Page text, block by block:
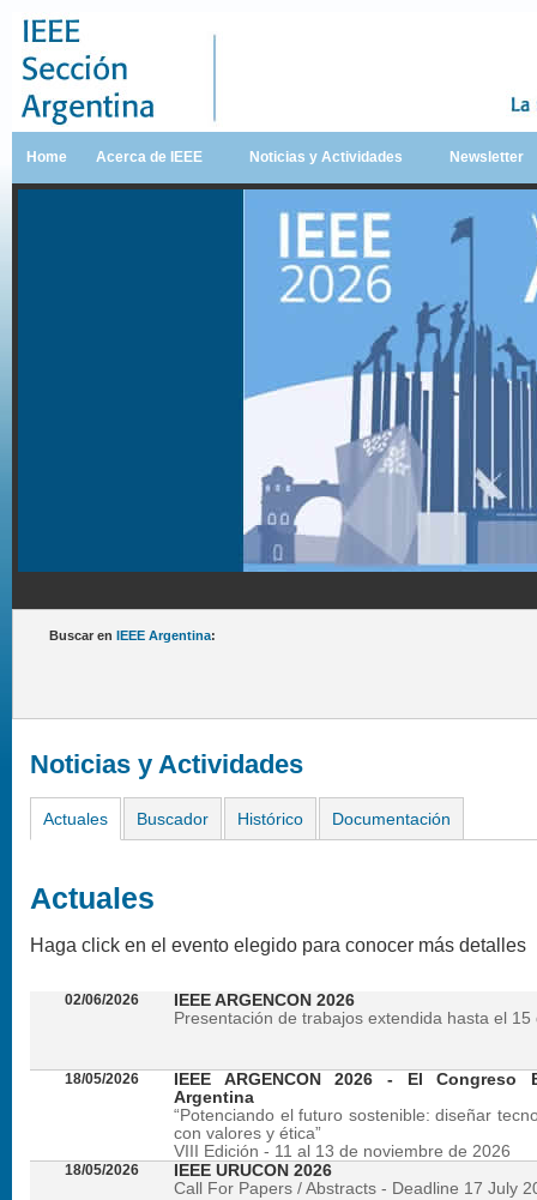
Home Acerca de IEEE Noticias y Actividades Newsletter
Buscar en IEEE Argentina:
Noticias y Actividades
Actuales Buscador Histórico Documentación
Actuales
Haga click en el evento elegido para conocer más detalles
02/06/2026
IEEE ARGENCON 2026
Presentación de trabajos extendida hasta el 15
18/05/2026
IEEE ARGENCON 2026 - El
Argentina
“Potenciando el futuro sostenible: diseñar
con valores y ética”
VIII Edición - 11 al 13 de noviembre de 2026
18/05/2026
IEEE URUCON 2026
Call For Papers / Abstracts - Deadline 17 July